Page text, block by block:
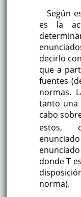
Según
es la
decirlo
que a
fuentes
normas.
tanto una
cabo
estos,
donde T
norma).